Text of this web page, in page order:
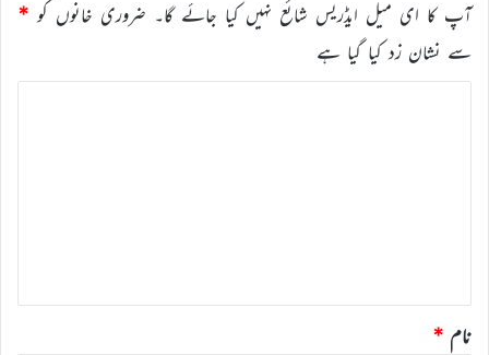
آپ کا ای میل ایڈریس شائع نہیں کیا جائے گا۔ ضروری خانوں کو *
سے نشان زد کیا گیا ہے
نام *